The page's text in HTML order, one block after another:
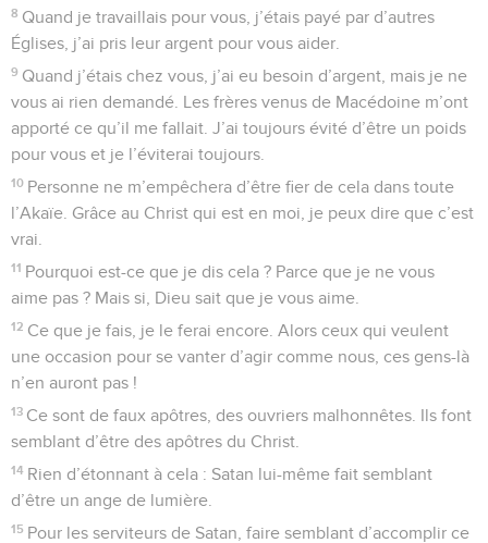
8 Quand je travaillais pour vous, j’étais payé par d’autres
Églises, j’ai pris leur argent pour vous aider.
9 Quand j’étais chez vous, j’ai eu besoin d’argent, mais je ne
vous ai rien demandé. Les frères venus de Macédoine m’ont
apporté ce qu’il me fallait. J’ai toujours évité d’être un poids
pour vous et je l’éviterai toujours.
10 Personne ne m’empêchera d’être fier de cela dans toute
l’Akaïe. Grâce au Christ qui est en moi, je peux dire que c’est
vrai.
11 Pourquoi est-ce que je dis cela ? Parce que je ne vous
aime pas ? Mais si, Dieu sait que je vous aime.
12 Ce que je fais, je le ferai encore. Alors ceux qui veulent
une occasion pour se vanter d’agir comme nous, ces gens-là
n’en auront pas !
13 Ce sont de faux apôtres, des ouvriers malhonnêtes. Ils font
semblant d’être des apôtres du Christ.
14 Rien d’étonnant à cela : Satan lui-même fait semblant
d’être un ange de lumière.
15 Pour les serviteurs de Satan, faire semblant d’accomplir ce